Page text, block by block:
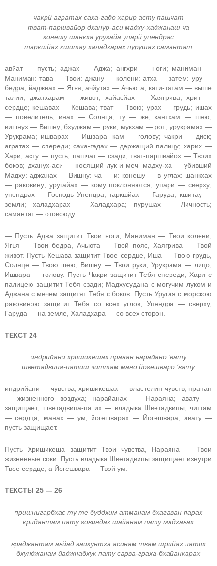
чакрй агратах саха-гадо харир асту пашчат
тват-паршвайор дханур-аси мадху-хаджанаш ча
конешу шанкха уругайа упарй упендрас
таркшйах кшитау халадхарах пурушах самантат
авйат — пусть; аджах — Аджа; ангхри — ноги; маниман —
Маниман; тава — Твои; джану — колени; атха — затем; уру —
бедра; йаджнах — Ягья; ачйутах — Ачьюта; кати-татам — выше
талии; джатхарам — живот; хайасйах — Хаягрива; хрит —
сердце; кешавах — Кешава; тват — Твою; урах — грудь; ишах
— повелитель; инах — Солнца; ту — же; кантхам — шею;
вишнух — Вишну; бхуджам — руки; мукхам — рот; урукрамах —
Урукрама; ишварах — Ишвара; кам — голову; чакри — диск;
агратах — спереди; саха-гадах — держащий палицу; харих —
Хари; асту — пусть; пашчат — сзади; тват-паршвайох — Твоих
боков; дханух-аси — носящий лук и меч; мадху-ха — убивший
Мадху; аджанах — Вишну; ча — и; конешу — в углах; шанкхах
— раковину; уругайах — кому поклоняются; упари — сверху;
упендрах — Господь Упендра; таркшйах — Гаруда; кшитау —
земли; халадхарах — Халадхара; пурушах — Личность;
самантат — отовсюду.
— Пусть Аджа защитит Твои ноги, Маниман — Твои колени,
Ягья — Твои бедра, Ачьюта — Твой пояс, Хаягрива — Твой
живот. Пусть Кешава защитит Твое сердце, Иша — Твою грудь,
Солнце — Твою шею, Вишну — Твои руки, Урукрама — лицо,
Ишвара — голову. Пусть Чакри защитит Тебя спереди, Хари с
палицею защитит Тебя сзади; Мадхусудана с могучим луком и
Аджана с мечем защитят Тебя с боков. Пусть Уругая с морскою
раковиною защитит Тебя со всех углов, Упендра — сверху,
Гаруда — на земле, Халадхара — со всех сторон.
ТЕКСТ 24
индрийани хришикешах пранан нарайано ‘вату
шветадвипа-патиш читтам мано йогешваро ‘вату
индрийани — чувства; хришикешах — властелин чувств; пранан
— жизненного воздуха; нарайанах — Нараяна; авату —
защищает; шветадвипа-патих — владыка Шветадвипы; читтам
— сердца; манах — ум; йогешварах — Йогешвара; авату —
пусть защищает.
Пусть Хришикеша защитит Твои чувства, Нараяна — Твои
жизненные соки. Пусть владыка Шветадвипы защищает изнутри
Твое сердце, а Йогешвара — Твой ум.
ТЕКСТЫ 25 — 26
пришнигарбхас ту те буддхим атманам бхагаван парах
кридантам пату говиндах шайанам пату мадхавах
враджантам авйад ваикунтха асинам твам шрийах патих
бхунджанам йаджнабхук пату сарва-граха-бхайанкарах